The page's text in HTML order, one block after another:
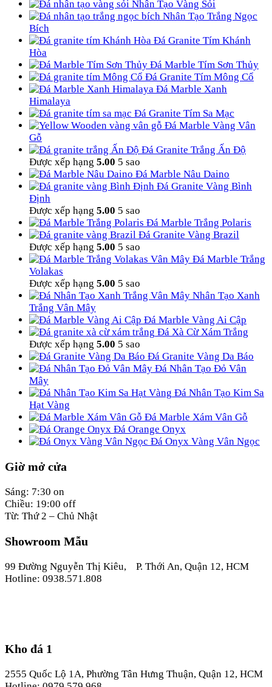
Nhân Tạo Vàng Sỏi
Nhân Tạo Trắng Ngọc
Bích
Đá Granite Tím Khánh
Hòa
Đá Marble Tím Sơn Thủy
Đá Granite Tím Mông Cổ
Đá Marble Xanh
Himalaya
Đá Granite Tím Sa Mạc
Đá Marble Vàng Vân
Gỗ
Đá Granite Trắng Ấn Độ
Được xếp hạng 5.00 5 sao
Đá Marble Nâu Daino
Đá Granite Vàng Bình
Định
Được xếp hạng 5.00 5 sao
Đá Marble Trắng Polaris
Đá Granite Vàng Brazil
Được xếp hạng 5.00 5 sao
Đá Marble Trắng
Volakas
Được xếp hạng 5.00 5 sao
Nhân Tạo Xanh
Trắng Vân Mây
Đá Marble Vàng Ai Cập
Đá Xà Cừ Xám Trắng
Được xếp hạng 5.00 5 sao
Đá Granite Vàng Da Báo
Đá Nhân Tạo Đỏ Vân
Mây
Đá Nhân Tạo Kim Sa
Hạt Vàng
Đá Marble Xám Vân Gỗ
Đá Orange Onyx
Đá Onyx Vàng Vân Ngọc
Giờ mở cửa
Sáng: 7:30 on
Chiều: 19:00 off
Từ: Thứ 2 – Chủ Nhật
Showroom Mẫu
99 Đường Nguyễn Thị Kiêu, P. Thới An, Quận 12, HCM
Hotline: 0938.571.808
Kho đá 1
2555 Quốc Lộ 1A, Phường Tân Hưng Thuận, Quận 12, HCM